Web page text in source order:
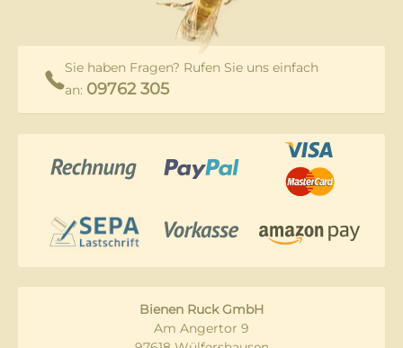
Sie haben Fragen? Rufen Sie uns einfach
an: 09762 305
Bienen Ruck GmbH
Am Angertor 9